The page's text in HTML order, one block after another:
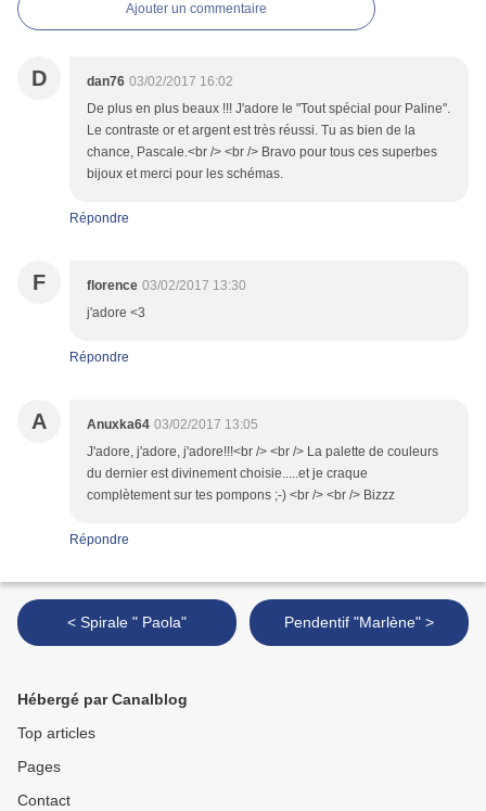
Ajouter un commentaire
D dan76 03/02/2017 16:02
De plus en plus beaux !!! J'adore le "Tout spécial pour Paline".
Le contraste or et argent est très réussi. Tu as bien de la
chance, Pascale.<br /> <br /> Bravo pour tous ces superbes
bijoux et merci pour les schémas.
Répondre
F florence 03/02/2017 13:30
j'adore <3
Répondre
A Anuxka64 03/02/2017 13:05
J'adore, j'adore, j'adore!!!<br /> <br /> La palette de couleurs
du dernier est divinement choisie.....et je craque
complètement sur tes pompons ;-) <br /> <br /> Bizzz
Répondre
< Spirale " Paola" Pendentif "Marlène" >
Hébergé par Canalblog
Top articles
Pages
Contact